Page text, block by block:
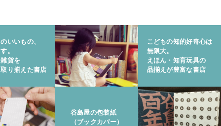
いいもの、
。
貨を
り揃えた書店
こどもの知的好奇心は
無限大。
えほん・知育玩具の
品揃えが豊富な書店
谷島屋の包装紙
（ブックカバー）